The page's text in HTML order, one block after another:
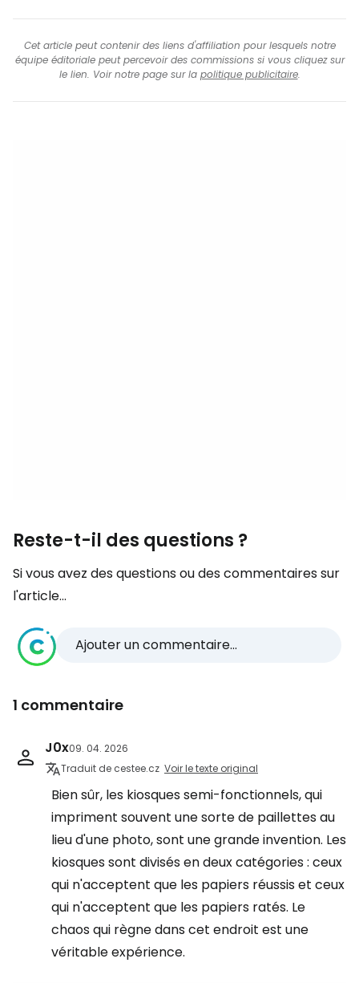
Cet article peut contenir des liens d'affiliation pour lesquels notre
équipe éditoriale peut percevoir des commissions si vous cliquez sur
le lien. Voir notre page sur la politique publicitaire.
Reste-t-il des questions ?
Si vous avez des questions ou des commentaires sur
l'article...
Ajouter un commentaire...
1 commentaire
J0x09. 04. 2026
Traduit de cestee.cz Voir le texte original
Bien sûr, les kiosques semi-fonctionnels, qui
impriment souvent une sorte de paillettes au
lieu d'une photo, sont une grande invention. Les
kiosques sont divisés en deux catégories : ceux
qui n'acceptent que les papiers réussis et ceux
qui n'acceptent que les papiers ratés. Le
chaos qui règne dans cet endroit est une
véritable expérience.